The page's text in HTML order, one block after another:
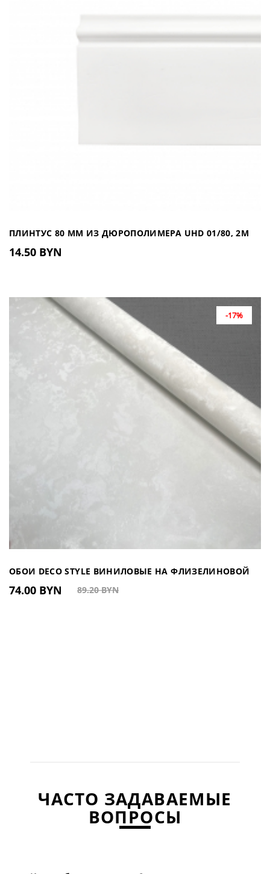
ПЛИНТУС 80 ММ ИЗ ДЮРОПОЛИМЕРА UHD 01/80, 2М
14.50 BYN
-17%
ОБОИ DECO STYLE ВИНИЛОВЫЕ НА ФЛИЗЕЛИНОВОЙ
ОСНОВЕ DJ604201 (КИТАЙ)
74.00 BYN 89.20 BYN
ЧАСТО ЗАДАВАЕМЫЕ
ВОПРОСЫ